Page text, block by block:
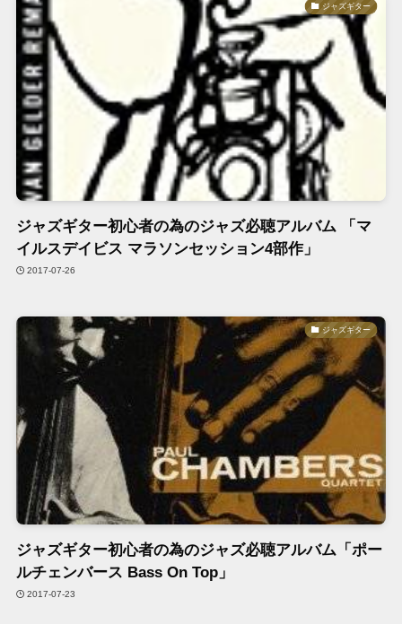
ジャズギター
ジャズギター初心者の為のジャズ必聴アルバム 「マ
イルスデイビス マラソンセッション4部作」
2017-07-26
ジャズギター
ジャズギター初心者の為のジャズ必聴アルバム「ポー
ルチェンバース Bass On Top」
2017-07-23